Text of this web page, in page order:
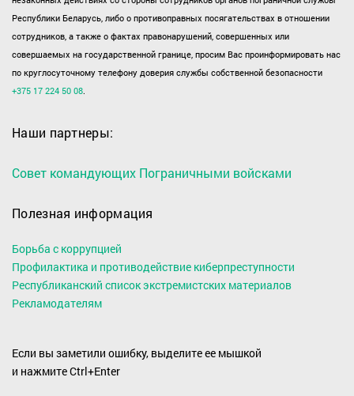
Республики Беларусь, либо о противоправных посягательствах в отношении
сотрудников, а также о фактах правонарушений, совершенных или
совершаемых на государственной границе, просим Вас проинформировать нас
по круглосуточному телефону доверия службы собственной безопасности
+375 17 224 50 08.
Наши партнеры:
Совет командующих Пограничными войсками
Полезная информация
Борьба с коррупцией
Профилактика и противодействие киберпреступности
Республиканский список экстремистских материалов
Рекламодателям
Если вы заметили ошибку, выделите ее мышкой
и нажмите Ctrl+Enter